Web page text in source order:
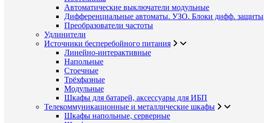
Автоматические выключатели модульные
Дифференциальные автоматы. УЗО. Блоки дифф. защиты
Преобразователи частоты
Удлинители
Источники бесперебойного питания
Линейно-интерактивные
Напольные
Стоечные
Трёхфазные
Модульные
Шкафы для батарей, аксессуары для ИБП
Телекоммуникационные и металлические шкафы
Шкафы напольные, серверные